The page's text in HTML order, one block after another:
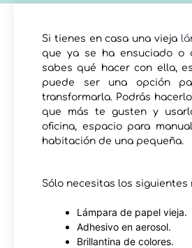
Si tienes en casa una vieja
que ya se ha ensuciado o
sabes qué hacer con ella,
puede ser una opción
transformarla. Podrás
que más te gusten y
oficina, espacio para
habitación de una pequeña.
Sólo necesitas los siguientes
Lámpara de papel vieja.
Adhesivo en aerosol.
Brillantina de colores.